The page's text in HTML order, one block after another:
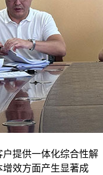
提供一体化综合性解
效方面产生显著成